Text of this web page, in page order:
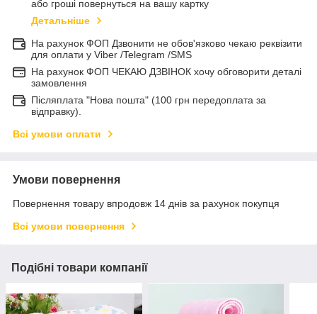
або гроші повернуться на вашу картку
Детальніше
На рахунок ФОП Дзвонити не обов'язково чекаю реквізити
для оплати у Viber /Telegram /SMS
На рахунок ФОП ЧЕКАЮ ДЗВІНОК хочу обговорити деталі
замовлення
Післяплата "Нова пошта" (100 грн передоплата за
відправку).
Всі умови оплати
Умови повернення
Повернення товару впродовж 14 днів за рахунок покупця
Всі умови повернення
Подібні товари компанії